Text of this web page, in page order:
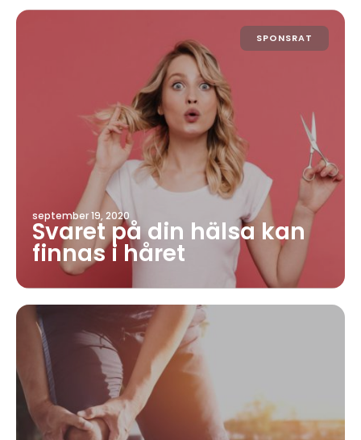
SPONSRAT
september 19, 2020
Svaret på din hälsa kan
finnas i håret